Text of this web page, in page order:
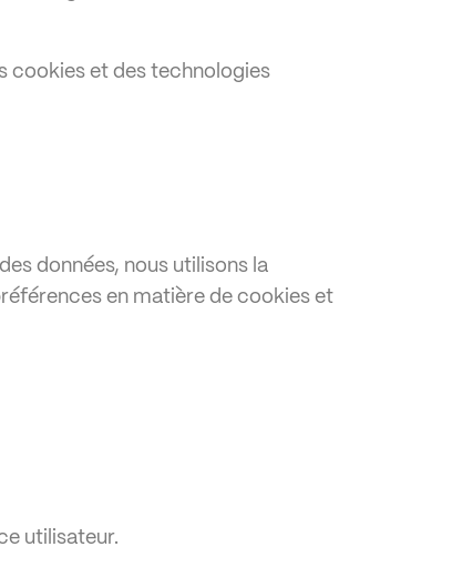
cookies et des technologies
données, nous utilisons la
en matière de cookies et
utilisateur.